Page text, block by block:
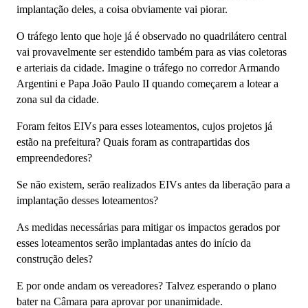
implantação deles, a coisa obviamente vai piorar.
O tráfego lento que hoje já é observado no quadrilátero central
vai provavelmente ser estendido também para as vias coletoras
e arteriais da cidade. Imagine o tráfego no corredor Armando
Argentini e Papa João Paulo II quando começarem a lotear a
zona sul da cidade.
Foram feitos EIVs para esses loteamentos, cujos projetos já
estão na prefeitura? Quais foram as contrapartidas dos
empreendedores?
Se não existem, serão realizados EIVs antes da liberação para a
implantação desses loteamentos?
As medidas necessárias para mitigar os impactos gerados por
esses loteamentos serão implantadas antes do início da
construção deles?
E por onde andam os vereadores? Talvez esperando o plano
bater na Câmara para aprovar por unanimidade.